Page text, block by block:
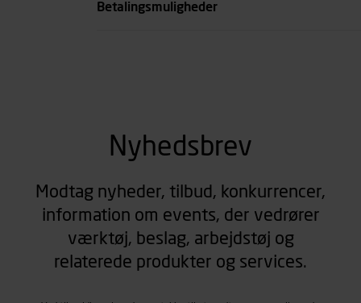
Betalingsmuligheder
Nyhedsbrev
Modtag nyheder, tilbud, konkurrencer,
information om events, der vedrører
værktøj, beslag, arbejdstøj og
relaterede produkter og services.